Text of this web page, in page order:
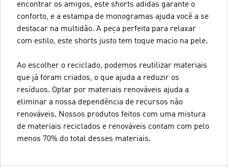
encontrar os amigos, este shorts adidas garante o
conforto, e a estampa de monogramas ajuda você a se
destacar na multidão. A peça perfeita para relaxar
com estilo, este shorts justo tem toque macio na pele.
Ao escolher o reciclado, podemos reutilizar materiais
que já foram criados, o que ajuda a reduzir os
resíduos. Optar por materiais renováveis ajuda a
eliminar a nossa dependência de recursos não
renováveis. Nossos produtos feitos com uma mistura
de materiais reciclados e renováveis contam com pelo
menos 70% do total desses materiais.